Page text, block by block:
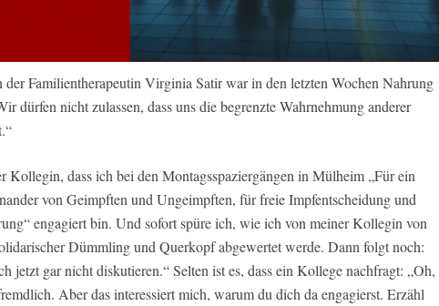
der Familientherapeutin Virginia Satir war in den letzten Wochen Nahrung
dürfen nicht zulassen, dass uns die begrenzte Wahrnehmung anderer
Kollegin, dass ich bei den Montagsspaziergängen in Mülheim „Für ein
von Geimpften und Ungeimpften, für freie Impfentscheidung und
engagiert bin. Und sofort spüre ich, wie ich von meiner Kollegin von
Dümmling und Querkopf abgewertet werde. Dann folgt noch:
jetzt gar nicht diskutieren.“ Selten ist es, dass ein Kollege nachfragt: „Oh,
Aber das interessiert mich, warum du dich da engagierst. Erzähl